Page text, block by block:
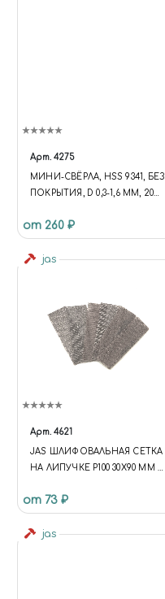
Арт. 4275
МИНИ-СВЁРЛА, HSS 9341, БЕЗ
ПОКРЫТИЯ, D 0,3-1,6 ММ, 20
от 260 ₽
jas
Арт. 4621
JAS ШЛИФОВАЛЬНАЯ СЕТКА
НА ЛИПУЧКЕ P100 30X90 ММ 6
от 73 ₽
jas